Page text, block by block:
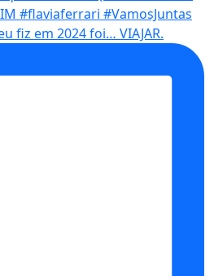
fiz em 2024 foi… VIAJAR.